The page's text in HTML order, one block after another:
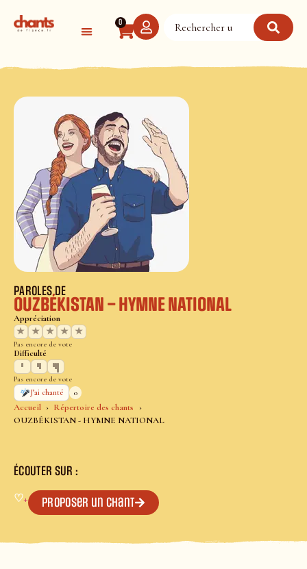
0
Accueil
Répertoire des chants
OUZBÉKISTAN - HYMNE NATIONAL
PAROLES DE
OUZBÉKISTAN – HYMNE NATIONAL
Appréciation
★
★ ★ ★ ★
Pas encore de vote
Difficulté
Pas encore de vote
J’ai chanté
0
ÉCOUTER SUR :
♡+ Proposer un chant